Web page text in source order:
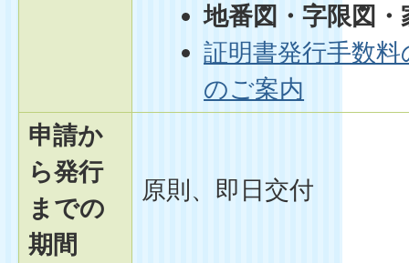
地番図・字限図・
証明書発行手数
のご案内
申請か
ら発行
までの
期間
原則、即日交付